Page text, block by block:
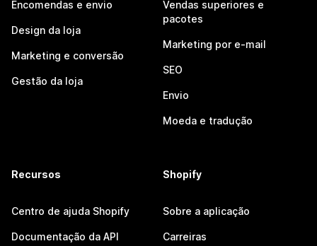
Encomendas e envio
Design da loja
Marketing e conversão
Gestão da loja
Vendas superiores e
pacotes
Marketing por e-mail
SEO
Envio
Moeda e tradução
Recursos
Centro de ajuda Shopify
Documentação da API
Shopify
Sobre a aplicação
Carreiras